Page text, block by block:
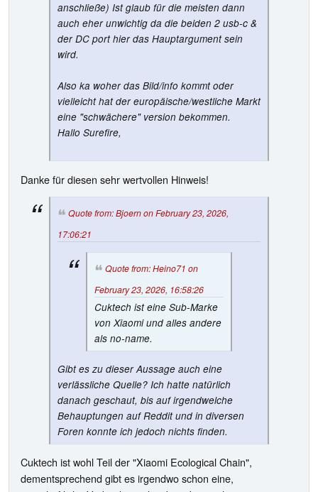
anschließe) Ist glaub für die meisten dann
auch eher unwichtig da die beiden 2 usb-c &
der DC port hier das Hauptargument sein
wird.
Also ka woher das Bild/info kommt oder
vielleicht hat der europäische/westliche Markt
eine "schwächere" version bekommen.
Hallo Surefire,
Danke für diesen sehr wertvollen Hinweis!
Quote from: Bjoern on February 23, 2026,
17:06:21
Quote from: Heino71 on
February 23, 2026, 16:58:26
Cuktech ist eine Sub-Marke
von Xiaomi und alles andere
als no-name.
Gibt es zu dieser Aussage auch eine
verlässliche Quelle? Ich hatte natürlich
danach geschaut, bis auf irgendwelche
Behauptungen auf Reddit und in diversen
Foren konnte ich jedoch nichts finden.
Cuktech ist wohl Teil der "Xiaomi Ecological Chain",
dementsprechend gibt es irgendwo schon eine,